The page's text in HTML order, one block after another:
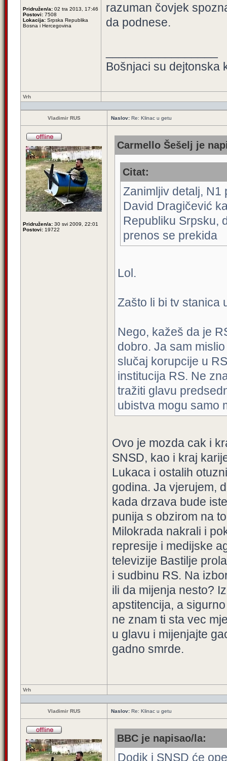
Pridružen/a: 02 tra 2013, 17:46
Postovi: 7508
Lokacija: Srpska Republika
Bosna i Hercegovina
razuman čovjek
da podnese.
Bošnjaci su dejtonska
Vrh
Vladimir RUS Naslov: Re: Klinac u getu
Pridružen/a: 30 svi 2009, 22:01
Postovi: 19722
Carmello Šešelj je
Citat:
Zanimljiv detalj, N1
David Dragičević
Republiku Srpsku,
prenos se prekida
Lol.
Zašto li bi tv stanica
Nego, kažeš da je
dobro. Ja sam
slučaj korupcije u
institucija RS. Ne
tražiti glavu
ubistva mogu samo
Ovo je mozda cak i
SNSD, kao i kraj
Lukaca i ostalih
godina. Ja vjerujem,
kada drzava bude
punija s obzirom na
Milokrada nakrali i
represije i medijske
televizije Bastilje
i sudbinu RS. Na
ili da mijenja nesto?
apstitencija, a
ne znam ti sta vec
u glavu i mijenjajte
gadno smrde.
Vrh
Vladimir RUS Naslov: Re: Klinac u getu
BBC je napisao/la:
Dodik i SNSD će